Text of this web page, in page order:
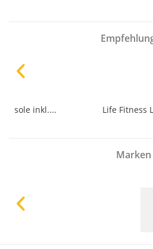
Marken
Life Fitness Liegeergometer